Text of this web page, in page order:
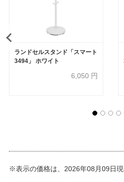
ランドセルスタンド「スマート
3494」 ホワイト
6,050 円
※表示の価格は、2026年08月09日現